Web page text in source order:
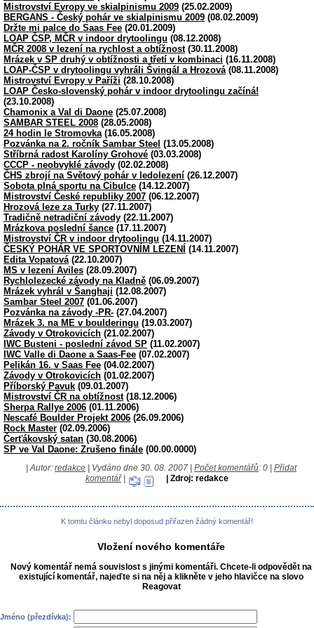
Mistrovství Evropy ve skialpinismu 2009 (25.02.2009)
BERGANS - Český pohár ve skialpinismu 2009 (08.02.2009)
Držte mi palce do Saas Fee (20.01.2009)
LOAP ČSP, MČR v indoor drytoolingu (08.12.2008)
MČR 2008 v lezení na rychlost a obtížnost(30.11.2008)
Mrázek v SP druhý v obtížnosti a třetí v kombinaci (16.11.2008)
LOAP-ČSP v drytoolingu vyhráli Švingál a Hrozová (08.11.2008)
Mistrovství Evropy v Paříži (28.10.2008)
LOAP Česko-slovenský pohár v indoor drytoolingu začíná!
(23.10.2008)
Chamonix a Val di Daone (25.07.2008)
SAMBAR STEEL 2008 (28.05.2008)
24 hodin le Stromovka (16.05.2008)
Pozvánka na 2. ročník Sambar Steel (13.05.2008)
Stříbrná radost Karolíny Grohové (03.03.2008)
CCCP - neobvyklé závody (02.02.2008)
ČHS zbrojí na Světový pohár v ledolezení (26.12.2007)
Sobota plná sportu na Cibulce (14.12.2007)
Mistrovství České republiky 2007 (06.12.2007)
Hrozová leze za Turky (27.11.2007)
Tradičně netradiční závody (22.11.2007)
Mrázkova poslední šance (17.11.2007)
Mistrovství ČR v indoor drytoolingu (14.11.2007)
ČESKÝ POHÁR VE SPORTOVNÍM LEZENÍ (14.11.2007)
Edita Vopatová (22.10.2007)
MS v lezení Aviles (28.09.2007)
Rychlolezecké závody na Kladně (06.09.2007)
Mrázek vyhrál v Šanghaji (12.08.2007)
Sambar Steel 2007 (01.06.2007)
Pozvánka na závody -PR- (27.04.2007)
Mrázek 3. na ME v boulderingu (19.03.2007)
Závody v Otrokovicích (21.02.2007)
IWC Busteni - poslední závod SP (11.02.2007)
IWC Valle di Daone a Saas-Fee (07.02.2007)
Pelikán 16. v Saas Fee (04.02.2007)
Závody v Otrokovicích (01.02.2007)
Příborský Pavuk (09.01.2007)
Mistrovství ČR na obtížnost(18.12.2006)
Sherpa Rallye 2006 (01.11.2006)
Nescafé Boulder Projekt 2006 (26.09.2006)
Rock Master (02.09.2006)
Čerťákovský satan (30.08.2006)
SP ve Val Daone: Zrušeno finále (00.00.0000)
| Autor: redakce | Vydáno dne 30. 08. 2007 | Počet komentářů: 0 | Přidat
komentář| | Zdroj: redakce
K tomtu článku nebyl doposud přiřazen žádný komentář!
Vložení nového komentáře
Nový komentář nemá souvislost s jinými komentáři. Chcete-li odpovědět na
existující komentář, najeďte si na něj a klikněte v jeho hlavičce na slovo
Reagovat
Jméno (přezdívka):